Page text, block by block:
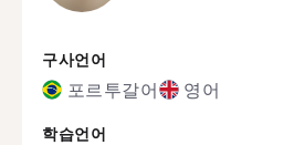
구사언어
포르투갈어 영어
학습언어